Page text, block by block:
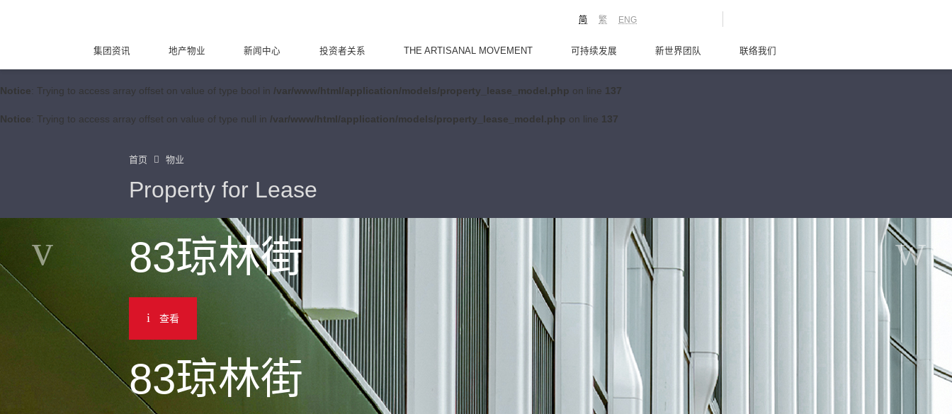
Notice: Trying to access array offset on value of type bool in /var/www/html/application/models/property_lease_model.php on line 137
Notice: Trying to access array offset on value of type null in /var/www/html/application/models/property_lease_model.php on line 137
ENG
繁
简
集团资讯 地产物业 新闻中心 投资者关系 THE ARTISANAL MOVEMENT 可持续发展 新世界团队 联络我们
首页 物业
Property for Lease
83琼林街
查看
83琼林街